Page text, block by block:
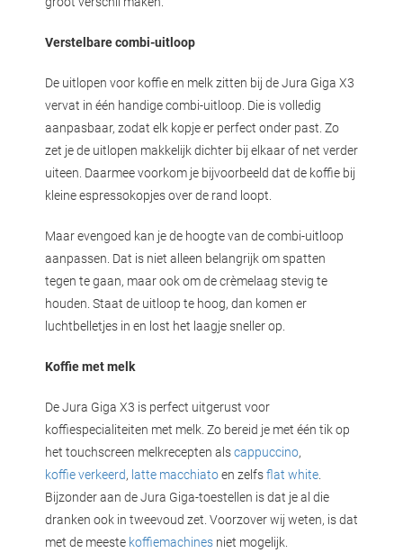
Verstelbare combi-uitloop
De uitlopen voor koffie en melk zitten bij de Jura Giga X3
vervat in één handige combi-uitloop. Die is volledig
aanpasbaar, zodat elk kopje er perfect onder past. Zo
zet je de uitlopen makkelijk dichter bij elkaar of net verder
uiteen. Daarmee voorkom je bijvoorbeeld dat de koffie bij
kleine espressokopjes over de rand loopt.
Maar evengoed kan je de hoogte van de combi-uitloop
aanpassen. Dat is niet alleen belangrijk om spatten
tegen te gaan, maar ook om de crèmelaag stevig te
houden. Staat de uitloop te hoog, dan komen er
luchtbelletjes in en lost het laagje sneller op.
Koffie met melk
De Jura Giga X3 is perfect uitgerust voor
koffiespecialiteiten met melk. Zo bereid je met één tik op
het touchscreen melkrecepten alscappuccino,
koffie verkeerd, latte macchiatoen zelfsflat white
Bijzonder aan de Jura Giga-toestellen is dat je al die
dranken ook in tweevoud zet. Voorzover wij weten, is dat
met de meeste koffiemachines niet mogelijk.